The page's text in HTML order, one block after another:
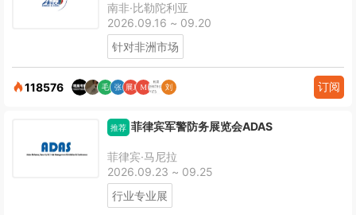
南非·比勒陀利亚
2026.09.16 ~ 09.20
针对非洲市场
118576 订阅
推荐 菲律宾军警防务展览会ADAS
菲律宾·马尼拉
2026.09.23 ~ 09.25
行业专业展